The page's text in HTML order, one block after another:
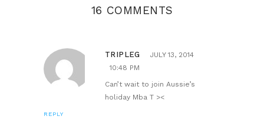
16 COMMENTS
TRIPLEG
JULY 13, 2014
10:48 PM
Can’t wait to join Aussie’s
holiday Mba T ><
REPLY